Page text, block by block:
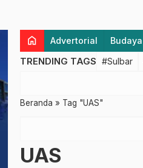
home Advertorial Budaya
TRENDING TAGS #Sulbar
Beranda » Tag "UAS"
UAS